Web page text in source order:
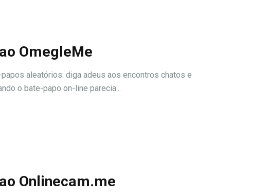
OmegleMe
aleatórios: diga adeus aos encontros chatos e
o bate-papo on-line parecia...
Onlinecam.me